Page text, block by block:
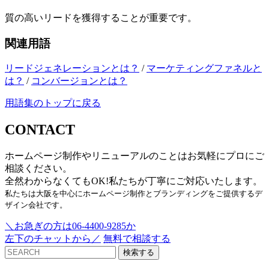
質の高いリードを獲得することが重要です。
関連用語
リードジェネレーションとは？ / マーケティングファネルと
は？ / コンバージョンとは？
用語集のトップに戻る
CONTACT
ホームページ制作やリニューアルのことはお気軽にプロにご
相談ください。
全然わからなくてもOK!私たちが丁寧にご対応いたします。
私たちは大阪を中心にホームページ制作とブランディングをご提供するデ
ザイン会社です。
＼お急ぎの方は06-4400-9285か
左下のチャットから／ 無料で相談する
検索する